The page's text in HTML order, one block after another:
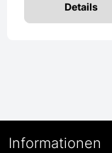
Details
Informationen